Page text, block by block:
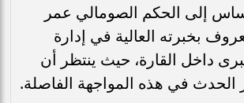
إلى الحكم الصومالي عمر
بخبرته العالية في إدارة
داخل القارة، حيث ينتظر أن
في هذه المواجهة الفاصلة.